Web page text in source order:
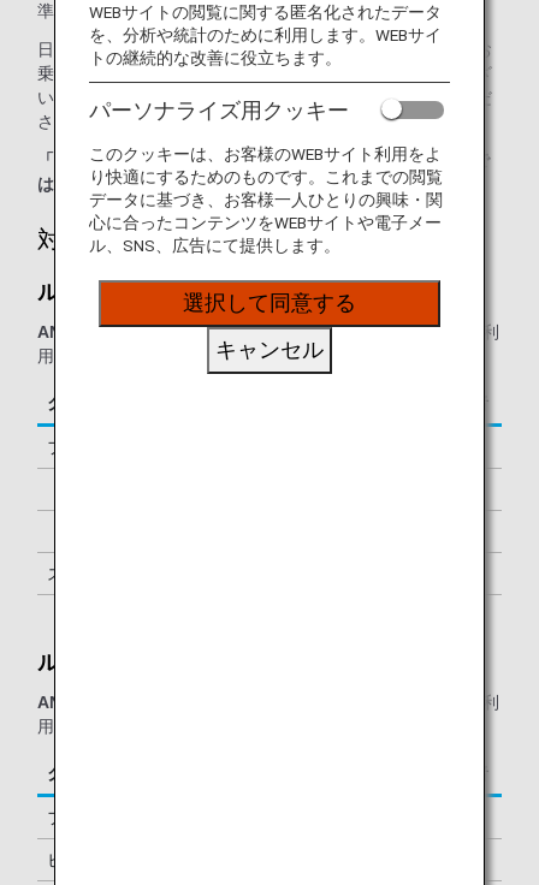
準を記載しております。
日本国外の空港にて、ANA国際線から他航空会社国内線にお
乗り継ぎの場合には、ラウンジ入室基準が異なる場合がござ
います。入室基準に関しては各運航会社にお問い合わせくだ
さい。
「ANA SUITE LOUNGE」ご利用券は、こちらのラウンジで
はご利用いただけません。
対象のお客様
ルフトハンザ セネターラウンジ：
ANAまたは他スター アライアンス加盟航空会社運航便
をご利
用の、以下に該当するお客様が対象となります。
クラス／ステイタス ご同行者
ファーストクラス
スーパーフライヤーズ会員
ルフトハンザ ビジネスラウンジ：
ANAまたは他スター アライアンス加盟航空会社運航便
をご利
用の、以下に該当するお客様が対象となります。
クラス／ステイタス ご同行者
ファーストクラス
ビジネスクラス
WEBサイトの閲覧に関する匿名化されたデータ
を、分析や統計のために利用します。WEBサイ
トの継続的な改善に役立ちます。
パーソナライズ用クッキー
このクッキーは、お客様のWEBサイト利用をよ
り快適にするためのものです。これまでの閲覧
データに基づき、お客様一人ひとりの興味・関
心に合ったコンテンツをWEBサイトや電子メー
ル、SNS、広告にて提供します。
選択して同意する
キャンセル